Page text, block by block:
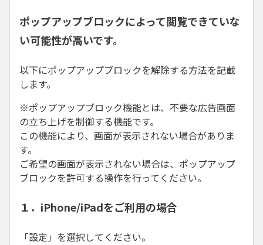
ポップアップブロックによって閲覧できていな
い可能性が高いです。
以下にポップアップブロックを解除する方法を記載
します。
※ポップアップブロック機能とは、不要な広告画面
の立ち上げを制御する機能です。
この機能により、画面が表示されない場合がありま
す。
ご希望の画面が表示されない場合は、ポップアップ
ブロックを許可する操作を行ってください。
１．iPhone/iPadをご利用の場合
「設定」を選択してください。